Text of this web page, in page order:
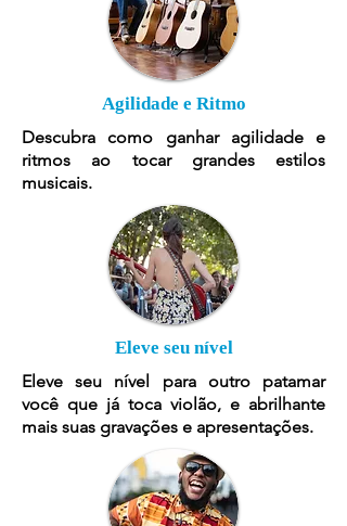
Agilidade e Ritmo
Descubra como ganhar agilidade e
ritmos ao tocar grandes estilos
musicais.
Eleve seu nível
Eleve seu nível para outro patamar
você que já toca violão, e abrilhante
mais suas gravações e apresentações.